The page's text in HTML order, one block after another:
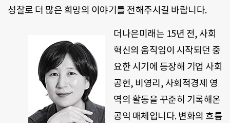
성찰로 더 많은 희망의 이야기를 전해주시길 바랍니다.
더나은미래는 15년 전, 사회
혁신의 움직임이 시작되던 중
요한 시기에 등장해 기업 사회
공헌, 비영리, 사회적경제 영
역의 활동을 꾸준히 기록해온
공익 매체입니다. 변화의 흐름